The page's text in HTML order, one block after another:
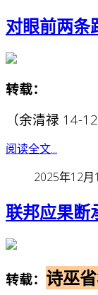
对眼前两条
转载：
（余清禄 14-
阅读全文...
2025年12月
联邦应果断
转载： 诗巫